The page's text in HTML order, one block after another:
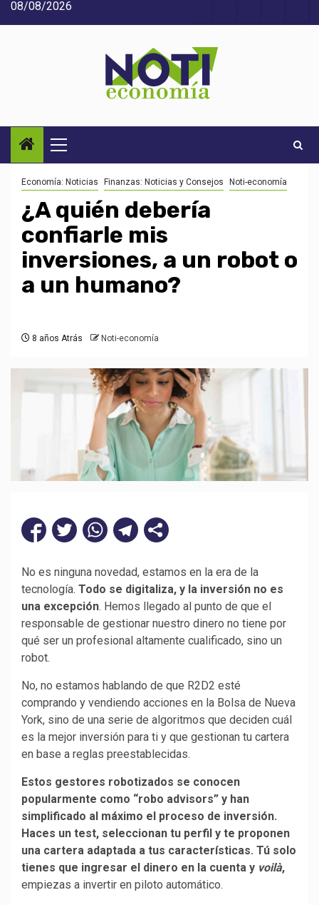
Saltar
al
08/08/2026
Noti-
economía
Menú
principal
Economía: Noticias Finanzas: Noticias y Consejos Noti-economía
¿A quién debería
confiarle mis
inversiones, a un robot o
a un humano?
8 años Atrás Noti-economía
No es ninguna novedad, estamos en la era de la
tecnología. Todo se digitaliza, y la inversión no es
una excepción. Hemos llegado al punto de que el
responsable de gestionar nuestro dinero no tiene por
qué ser un profesional altamente cualificado, sino un
robot.
No, no estamos hablando de que R2D2 esté
comprando y vendiendo acciones en la Bolsa de Nueva
York, sino de una serie de algoritmos que deciden cuál
es la mejor inversión para ti y que gestionan tu cartera
en base a reglas preestablecidas.
Estos gestores robotizados se conocen
popularmente como “robo advisors” y han
simplificado al máximo el proceso de inversión.
Haces un test, seleccionan tu perfil y te proponen
una cartera adaptada a tus características. Tú solo
tienes que ingresar el dinero en la cuenta y voilà,
empiezas a invertir en piloto automático.